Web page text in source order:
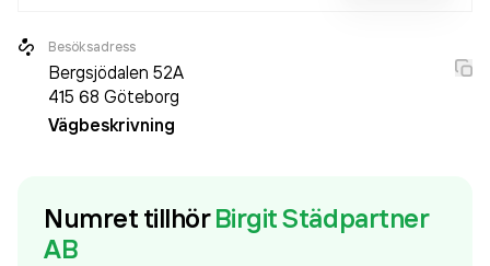
Besöksadress
Bergsjödalen 52A
415 68 Göteborg
Vägbeskrivning
Numret tillhör Birgit Städpartner
AB